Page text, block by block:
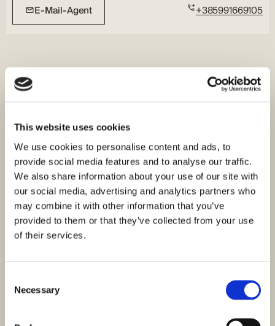
This website uses cookies
We use cookies to personalise content and ads, to
provide social media features and to analyse our traffic.
We also share information about your use of our site with
our social media, advertising and analytics partners who
may combine it with other information that you’ve
provided to them or that they’ve collected from your use
of their services.
Selection
Necessary
E-Mail-Agent
+385991669105